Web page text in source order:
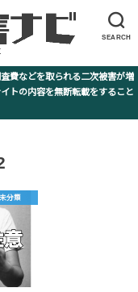
SEARCH
費などを取られる二次被害が増
内容を無断転載をすること
未分類